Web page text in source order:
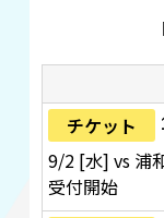
チケット
9/2 [水] vs 浦
受付開始